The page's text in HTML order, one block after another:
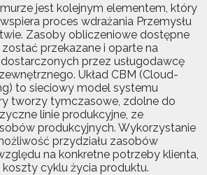
jest kolejnym elementem, który
proces wdrażania Przemysłu
Zasoby obliczeniowe dostępne
przekazane i oparte na
przez usługodawcę
Układ CBM (Cloud-
to sieciowy model systemu
tworzy tymczasowe, zdolne do
linie produkcyjne, ze
produkcyjnych. Wykorzystanie
przydziału zasobów
na konkretne potrzeby klienta,
cyklu życia produktu.